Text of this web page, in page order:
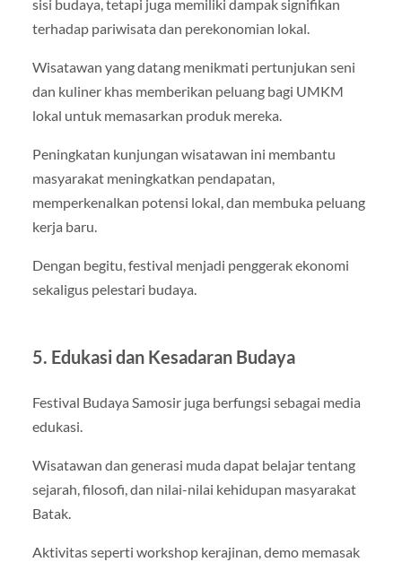
sisi budaya, tetapi juga memiliki dampak signifikan
terhadap pariwisata dan perekonomian lokal.
Wisatawan yang datang menikmati pertunjukan seni
dan kuliner khas memberikan peluang bagi UMKM
lokal untuk memasarkan produk mereka.
Peningkatan kunjungan wisatawan ini membantu
masyarakat meningkatkan pendapatan,
memperkenalkan potensi lokal, dan membuka peluang
kerja baru.
Dengan begitu, festival menjadi penggerak ekonomi
sekaligus pelestari budaya.
5. Edukasi dan Kesadaran Budaya
Festival Budaya Samosir juga berfungsi sebagai media
edukasi.
Wisatawan dan generasi muda dapat belajar tentang
sejarah, filosofi, dan nilai-nilai kehidupan masyarakat
Batak.
Aktivitas seperti workshop kerajinan, demo memasak